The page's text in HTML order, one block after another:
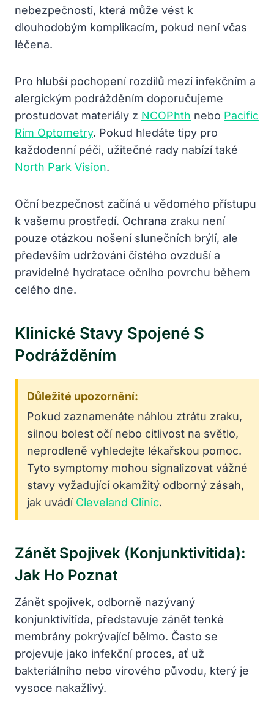
nebezpečnosti, která může vést k
dlouhodobým komplikacím, pokud není včas
léčena.
Pro hlubší pochopení rozdílů mezi infekčním a
alergickým podrážděním doporučujeme
prostudovat materiály z NCOPhth nebo Pacific
Rim Optometry. Pokud hledáte tipy pro
každodenní péči, užitečné rady nabízí také
North Park Vision.
Oční bezpečnost začíná u vědomého přístupu
k vašemu prostředí. Ochrana zraku není
pouze otázkou nošení slunečních brýlí, ale
především udržování čistého ovzduší a
pravidelné hydratace očního povrchu během
celého dne.
Klinické Stavy Spojené S
Podrážděním
Důležité upozornění:
Pokud zaznamenáte náhlou ztrátu zraku,
silnou bolest očí nebo citlivost na světlo,
neprodleně vyhledejte lékařskou pomoc.
Tyto symptomy mohou signalizovat vážné
stavy vyžadující okamžitý odborný zásah,
jak uvádí Cleveland Clinic.
Zánět Spojivek (konjunktivitida):
Jak Ho Poznat
Zánět spojivek, odborně nazývaný
konjunktivitida, představuje zánět tenké
membrány pokrývající bělmo. Často se
projevuje jako infekční proces, ať už
bakteriálního nebo virového původu, který je
vysoce nakažlivý.